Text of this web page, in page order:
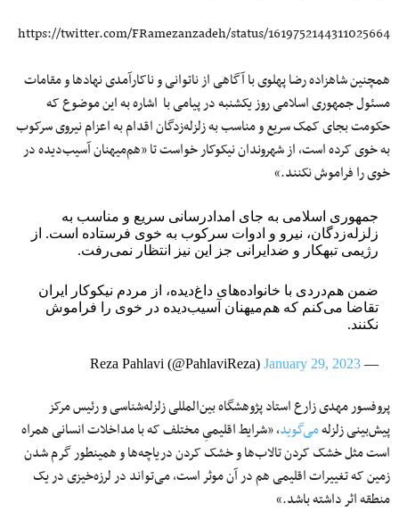
https://twitter.com/FRamezanzadeh/status/1619752144311025664
همچنین شاهزاده رضا پهلوی با آگاهی از ناتوانی و ناکارآمدی نهادها و مقامات
مسئول جمهوری اسلامی روز یکشنبه در پیامی با اشاره به این موضوع که
حکومت بجای کمک سریع و مناسب به زلزله‌زدگان اقدام به اعزام نیروی سرکوب
به خوی کرده است، از شهروندان نیکوکار خواست تا «هم‌میهنان آسیب‌دیده در
خوی را فراموش نکنند.»
جمهوری اسلامی به جای امدادرسانی سریع و مناسب به
زلزله‌زدگان، نیرو و ادوات سرکوب به خوی فرستاده است. از
رژیمی تبهکار و ضدایرانی جز این نیز انتظار نمی‌رفت.
ضمن هم‌دردی با خانواده‌های داغ‌دیده، از مردم نیکوکار ایران
تقاضا می‌کنم که هم‌میهنان‌ آسیب‌دیده در خوی را فراموش
نکنند.
— Reza Pahlavi (@PahlaviReza)
January 29, 2023
پروفسور مهدی زارع استاد پژوهشگاه بین‌المللی زلزله‌شناسی و رئیس مرکز
پیش‌بینی زلزلهمی‌گوید، «شرایط اقلیمیِ مختلف که با مداخلات انسانی همراه
است مثل خشک کردن تالاب‌ها و خشک کردن دریاچه‌ها و همینطور گرم شدن
زمین که تغییرات اقلیمی هم در آن موثر است، می‌تواند در لرزه‌خیزی در یک
منطقه اثر داشته باشد.»